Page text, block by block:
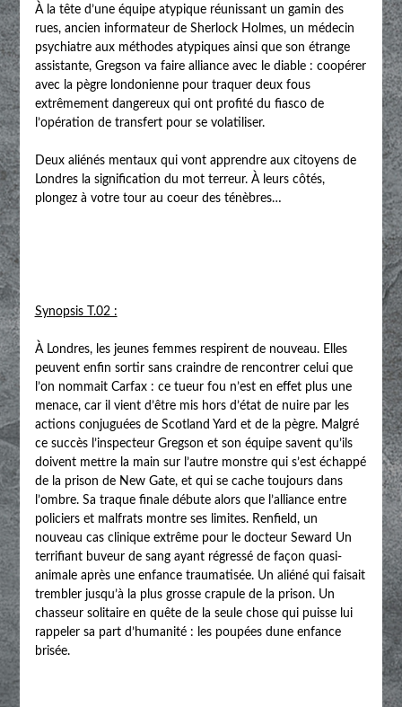
À la tête d’une équipe atypique réunissant un gamin des
rues, ancien informateur de Sherlock Holmes, un médecin
psychiatre aux méthodes atypiques ainsi que son étrange
assistante, Gregson va faire alliance avec le diable : coopérer
avec la pègre londonienne pour traquer deux fous
extrêmement dangereux qui ont profité du fiasco de
l’opération de transfert pour se volatiliser.
Deux aliénés mentaux qui vont apprendre aux citoyens de
Londres la signification du mot terreur. À leurs côtés,
plongez à votre tour au coeur des ténèbres…
Synopsis T.02 :
À Londres, les jeunes femmes respirent de nouveau. Elles
peuvent enfin sortir sans craindre de rencontrer celui que
l’on nommait Carfax : ce tueur fou n’est en effet plus une
menace, car il vient d’être mis hors d’état de nuire par les
actions conjuguées de Scotland Yard et de la pègre. Malgré
ce succès l’inspecteur Gregson et son équipe savent qu’ils
doivent mettre la main sur l’autre monstre qui s’est échappé
de la prison de New Gate, et qui se cache toujours dans
l’ombre. Sa traque finale débute alors que l’alliance entre
policiers et malfrats montre ses limites. Renfield, un
nouveau cas clinique extrême pour le docteur Seward Un
terrifiant buveur de sang ayant régressé de façon quasi-
animale après une enfance traumatisée. Un aliéné qui faisait
trembler jusqu’à la plus grosse crapule de la prison. Un
chasseur solitaire en quête de la seule chose qui puisse lui
rappeler sa part d’humanité : les poupées dune enfance
brisée.